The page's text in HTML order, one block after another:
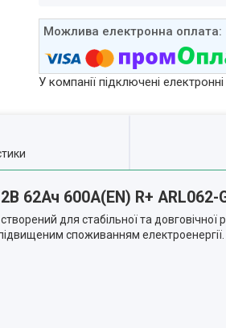
У компанії підключені
62Ач 600А(EN) R+ ARL062-
для стабільної та довговічної
споживанням